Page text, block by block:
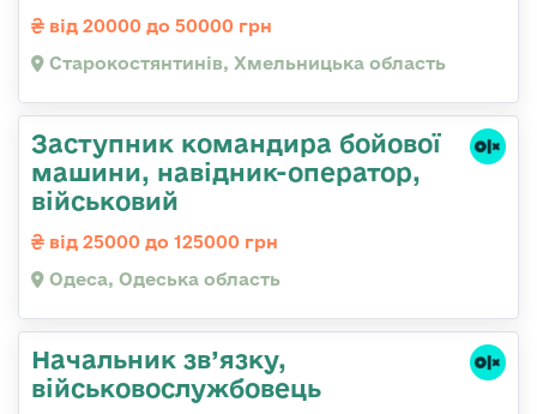
від 20000 до 50000 грн
Старокостянтинів, Хмельницька область
Заступник командиpа бойової
машини, навідник-оператор,
військовий
від 25000 до 125000 грн
Одеса, Одеська область
Начальник зв’язку,
військовослужбовець